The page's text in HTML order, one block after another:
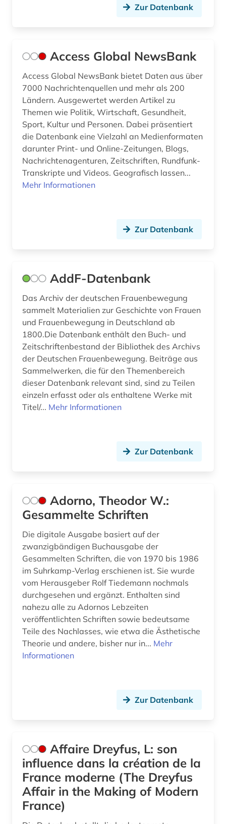
demographische entwicklung (1)
demokratie (1)
demokratische bildung (1)
demoskopie (5)
design (4)
deutsch (3)
deutsche gesellschaft für soziologie (1)
deutsches sprachgebiet (1)
deutschland (31)
deutschland (bundesrepublik) (1)
deutschland (bundesrepublik). statistisches
bundesamt (1)
deutschland (ddr) (1)
deutschland statistik (1)
deutschsprachige gemeinschaft (1)
dienstleistung (4)
digitale bibliothek (1)
diplomatie (1)
discovery service (1)
diskriminierung (3)
dissens (1)
dokumentenserver (2)
dominikanische republik (1)
dritte welt (1)
Zur Datenbank
Access Global NewsBank
Access Global NewsBank bietet Daten aus über
7000 Nachrichtenquellen und mehr als 200
Ländern. Ausgewertet werden Artikel zu
Themen wie Politik, Wirtschaft, Gesundheit,
Sport, Kultur und Personen. Dabei präsentiert
die Datenbank eine Vielzahl an Medienformaten
darunter Print- und Online-Zeitungen, Blogs,
Nachrichtenagenturen, Zeitschriften, Rundfunk-
Transkripte und Videos. Geografisch lassen...
Mehr Informationen
Zur Datenbank
AddF-Datenbank
Das Archiv der deutschen Frauenbewegung
sammelt Materialien zur Geschichte von Frauen
und Frauenbewegung in Deutschland ab
1800.Die Datenbank enthält den Buch- und
Zeitschriftenbestand der Bibliothek des Archivs
der Deutschen Frauenbewegung. Beiträge aus
Sammelwerken, die für den Themenbereich
dieser Datenbank relevant sind, sind zu Teilen
einzeln erfasst oder als enthaltene Werke mit
Titel/... Mehr Informationen
Zur Datenbank
Adorno, Theodor W.:
Gesammelte Schriften
Die digitale Ausgabe basiert auf der
zwanzigbändigen Buchausgabe der
Gesammelten Schriften, die von 1970 bis 1986
im Suhrkamp-Verlag erschienen ist. Sie wurde
vom Herausgeber Rolf Tiedemann nochmals
durchgesehen und ergänzt. Enthalten sind
nahezu alle zu Adornos Lebzeiten
veröffentlichten Schriften sowie bedeutsame
Teile des Nachlasses, wie etwa die Ästhetische
Theorie und andere, bisher nur in... Mehr
Informationen
Zur Datenbank
Affaire Dreyfus, L: son
influence dans la création de la
France moderne (The Dreyfus
Affair in the Making of Modern
France)